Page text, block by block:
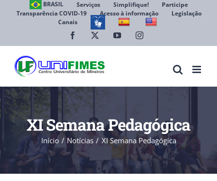
BRASIL Serviços Simplifique!
Participe
Transparência COVID-19
Acesso à informação
Legislação
Canais
Facebook YouTubeInstagram
XI Semana Pedagógica
Início Notícias XI Semana Pedagógica